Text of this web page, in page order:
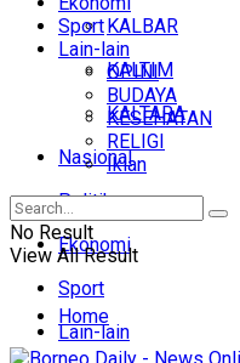
KALBAR
KALTIM
KALTARA
Nasional
Politik
Ekonomi
Sport
Lain-lain
Sport
Lain-lain
OPINI
BUDAYA
KESEHATAN
RELIGI
Iklan
No Result
View All Result
Home